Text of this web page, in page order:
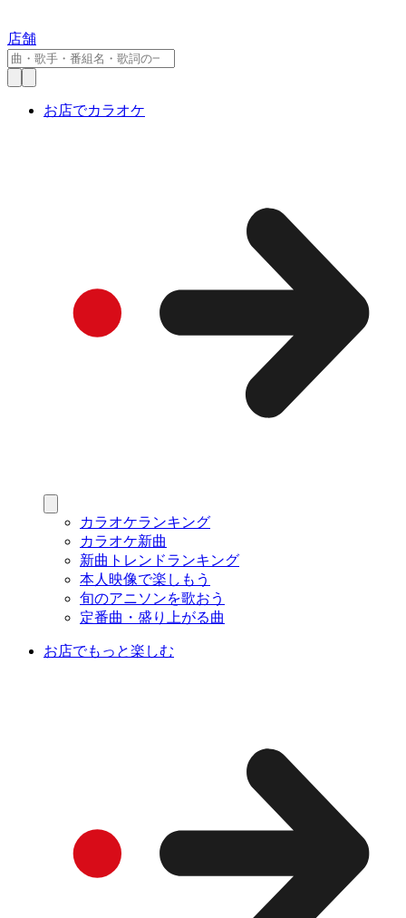
店舗
お店でカラオケ
カラオケランキング
カラオケ新曲
新曲トレンドランキング
本人映像で楽しもう
旬のアニソンを歌おう
定番曲・盛り上がる曲
お店でもっと楽しむ